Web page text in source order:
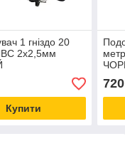
1 гніздо 20
2х2,5мм
Купити
720